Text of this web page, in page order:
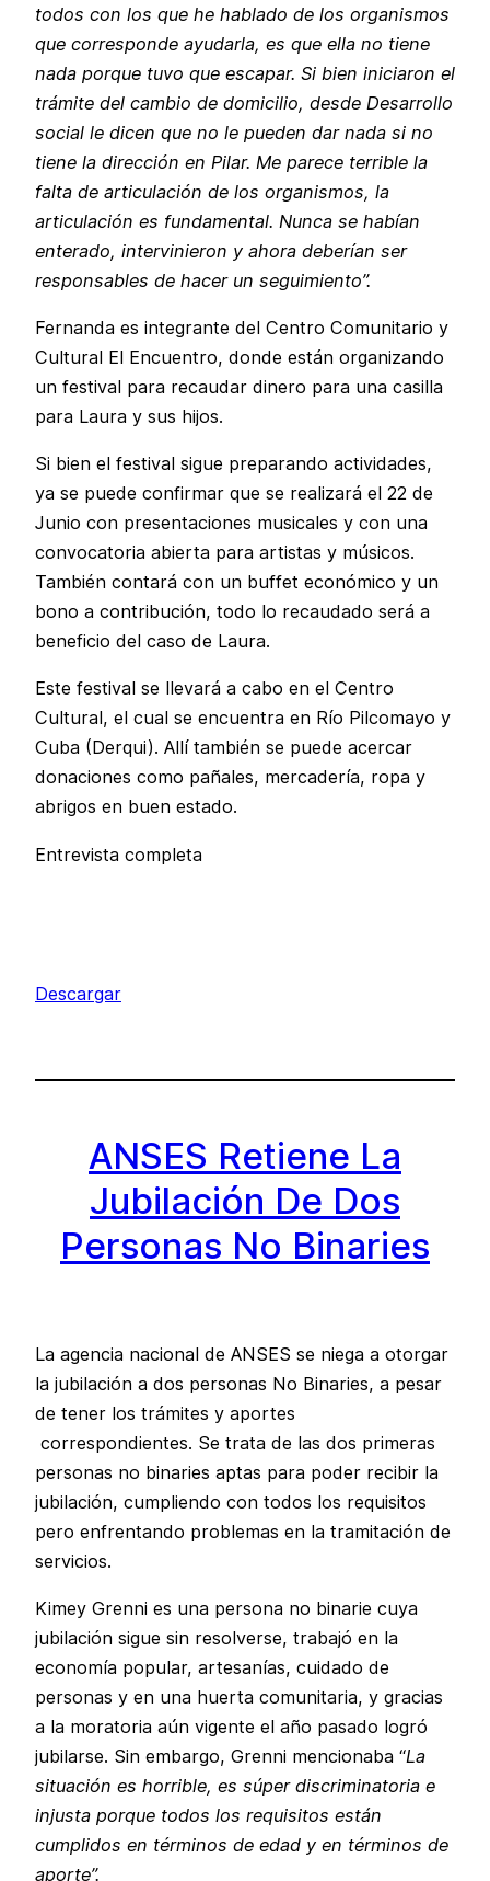
todos con los que he hablado de los organismos
que corresponde ayudarla, es que ella no tiene
nada porque tuvo que escapar. Si bien iniciaron el
trámite del cambio de domicilio, desde Desarrollo
social le dicen que no le pueden dar nada si no
tiene la dirección en Pilar. Me parece terrible la
falta de articulación de los organismos, la
articulación es fundamental. Nunca se habían
enterado, intervinieron y ahora deberían ser
responsables de hacer un seguimiento”.
Fernanda es integrante del Centro Comunitario y
Cultural El Encuentro, donde están organizando
un festival para recaudar dinero para una casilla
para Laura y sus hijos.
Si bien el festival sigue preparando actividades,
ya se puede confirmar que se realizará el 22 de
Junio con presentaciones musicales y con una
convocatoria abierta para artistas y músicos.
También contará con un buffet económico y un
bono a contribución, todo lo recaudado será a
beneficio del caso de Laura.
Este festival se llevará a cabo en el Centro
Cultural, el cual se encuentra en Río Pilcomayo y
Cuba (Derqui). Allí también se puede acercar
donaciones como pañales, mercadería, ropa y
abrigos en buen estado.
Entrevista completa
Descargar
ANSES Retiene La
Jubilación De Dos
Personas No Binaries
La agencia nacional de ANSES se niega a otorgar
la jubilación a dos personas No Binaries, a pesar
de tener los trámites y aportes
correspondientes. Se trata de las dos primeras
personas no binaries aptas para poder recibir la
jubilación, cumpliendo con todos los requisitos
pero enfrentando problemas en la tramitación de
servicios.
Kimey Grenni es una persona no binarie cuya
jubilación sigue sin resolverse, trabajó en la
economía popular, artesanías, cuidado de
personas y en una huerta comunitaria, y gracias
a la moratoria aún vigente el año pasado logró
jubilarse. Sin embargo, Grenni mencionaba “La
situación es horrible, es súper discriminatoria e
injusta porque todos los requisitos están
cumplidos en términos de edad y en términos de
aporte”.